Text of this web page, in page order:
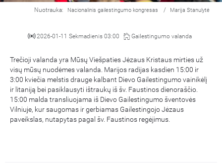
Nuotrauka: Nacionalinis gailestingumo kongresas / Marija Stanulytė
2026-01-11 Sekmadienis 03:00 Gailestingumo valanda
Trečioji valanda yra Mūsų Viešpaties Jėzaus Kristaus mirties už
visų mūsų nuodėmes valanda. Marijos radijas kasdien 15:00 ir
3:00 kviečia melstis drauge kalbant Dievo Gailestingumo vainikėlį
ir litaniją bei pasiklausyti ištraukų iš šv. Faustinos dienoraščio.
15:00 malda transliuojama iš Dievo Gailestingumo šventovės
Vilniuje, kur saugomas ir gerbiamas Gailestingojo Jėzaus
paveikslas, nutapytas pagal šv. Faustinos regėjimus.